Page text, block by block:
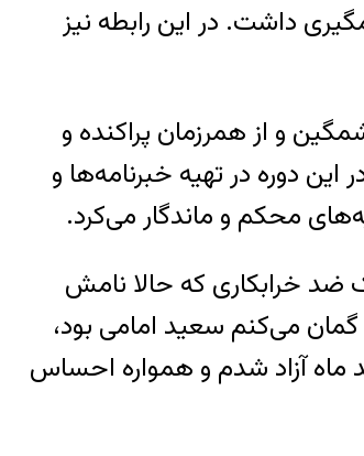
داشت. در این رابطه نیز
و از همرزمان پراکنده و
دوره در تهیه خبرنامه‌ها و
محکم و ماندگار می‌کرد.
ضد خرابکاری که حالا نامش
می‌کنم سعید امامی بود،
آزاد شدم و همواره احساس